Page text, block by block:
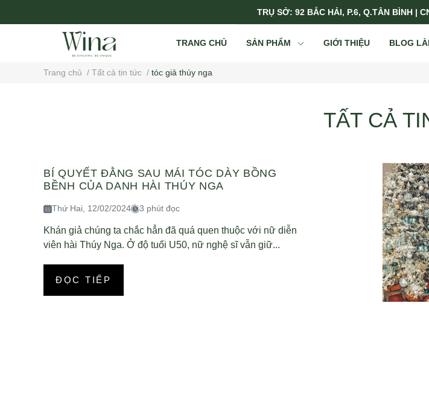
TRỤ SỞ: 92 BẮC HẢI, P.6, Q.TÂN BÌNH |
TRANG CHỦ SẢN PHẨM GIỚI THIỆU BLOG
Trang chủ / Tất cả tin tức / tóc giả thúy nga
TẤT CẢ
BÍ QUYẾT ĐẰNG SAU MÁI TÓC DÀY BỒNG
BỀNH CỦA DANH HÀI THÚY NGA
Thứ Hai, 12/02/2024 3 phút đọc
Khán giả chúng ta chắc hẳn đã quá quen thuộc với nữ diễn
viên hài Thúy Nga. Ở độ tuổi U50, nữ nghệ sĩ vẫn giữ...
ĐỌC TIẾP